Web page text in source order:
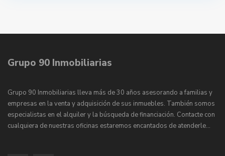
Grupo 90 Inmobiliarias
Grupo 90 Inmobiliarias lleva más de 30 años asesorando a familias y
empresas en la venta y adquisición de sus inmuebles. También somos
especialistas en el alquiler y la búsqueda de financiación. Contacte con
cualquiera de nuestras oficinas estaremos encantados de atenderle…